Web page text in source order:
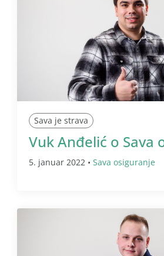
Sava je strava
Vuk Anđelić o Sava
5. januar 2022 • Sava osiguranje